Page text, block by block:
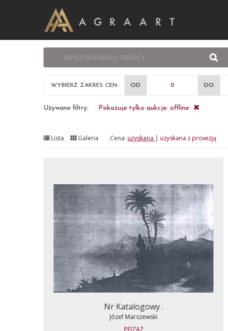
WYBIERZ ZAKRES CEN: OD DO
Używane filtry: Pokazuje tylko aukcje: offline
Lista Galeria Cena: uzyskana | uzyskana z prowizją
Nr Katalogowy .
Józef Marszewski
PEJZAŻ